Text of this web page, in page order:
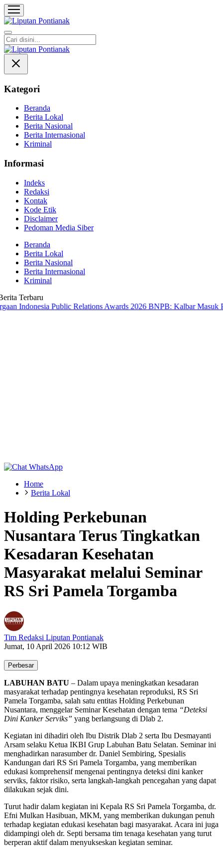
Liputan Pontianak
Berita Terkini dan TerUpdate
Kategori
Beranda
Berita Lokal
Berita Nasional
Berita Internasional
Kriminal
Informasi
Indeks
Redaksi
Kontak
Kode Etik
Disclaimer
Pedoman Media Siber
Beranda
Berita Lokal
Berita Nasional
Berita Internasional
Kriminal
Terbaru
Public Relations Awards 2026 BNPB: Kalbar Masuk Prioritas
Home
Berita Lokal
Holding Perkebunan
Nusantara Terus Tingkatkan
Kesadaran Kesehatan
Masyarakat melalui Seminar
RS Sri Pamela Torgamba
Tim Redaksi Liputan Pontianak
Jumat, 10 April 2026 10:12 WIB
Perbesar
LABUHAN BATU – Dalam upaya meningkatkan kesadaran
masyarakat terhadap pentingnya kesehatan reproduksi, RS Sri
Pamela Torgamba, salah satu entitas Holding Perkebunan
Nusantara, menggelar Seminar Kesehatan dengan tema “Deteksi
Dini Kanker Serviks” yang berlangsung di Dlab 2.
Kegiatan ini dihadiri oleh Ibu Distrik Dlab 2 serta Ibu Desmayanti
Arsam selaku Ketua IKBI Grup Labuhan Batu Selatan. Seminar ini
menghadirkan narasumber dr. Daniel Sembiring, Spesialis
Kandungan dari RS Sri Pamela Torgamba, yang memberikan
edukasi komprehensif mengenai pentingnya deteksi dini kanker
serviks, faktor risiko, serta langkah-langkah pencegahan yang dapat
dilakukan sejak dini.
Turut hadir dalam kegiatan ini Kepala RS Sri Pamela Torgamba, dr.
Efni Mulkan Hasibuan, MKM, yang memberikan dukungan penuh
terhadap kegiatan edukasi kesehatan bagi masyarakat. Acara ini juga
didampingi oleh dr. Septi bersama tim tenaga kesehatan yang turut
berperan aktif dalam menyukseskan kegiatan seminar.